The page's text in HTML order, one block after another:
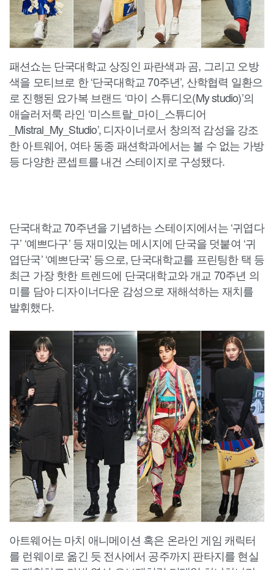
패션쇼는 단국대학교 상징인 파란색과 곰, 그리고 오방
색을 모티브로 한 ‘단국대학교 70주년’, 산학협력 일환으
로 진행된 요가복 브랜드 ‘마이 스튜디오(My studio)’의
애슬러저룩 라인 ‘미스트랄_마이_스튜디어
_Mistral_My_Studio’, 디자이너로서 창의적 감성을 강조
한 아트웨어, 여타 동종 패션학과에서는 볼 수 없는 가방
등 다양한 콘셉트를 내건 스테이지로 구성됐다.
단국대학교 70주년을 기념하는 스테이지에서는 ‘귀엽다
구’ ‘예쁘다구’ 등 재미있는 메시지에 단국을 덧붙여 ‘귀
엽단국’ ‘예쁘단국’ 등으로, 단국대학교를 프린팅한 택 등
최근 가장 핫한 트렌드에 단국대학교와 개교 70주년 의
미를 담아 디자이너다운 감성으로 재해석하는 재치를
발휘했다.
아트웨어는 마치 애니메이션 혹은 온라인 게임 캐릭터
를 런웨이로 옮긴 듯 전사에서 공주까지 판타지를 현실